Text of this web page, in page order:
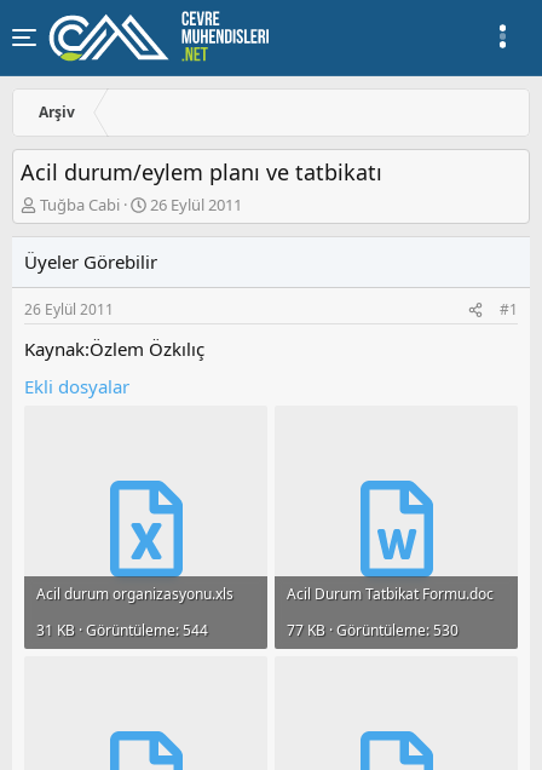
Arşiv
Acil durum/eylem planı ve tatbikatı
K
o
u
y
u
a
ş
l
Tuğba Cabi
B
a
l
a
g
ı
h
i
26 Eylül 2011
Üyeler Görebilir
26 Eylül 2011 #1
Kaynak:Özlem Özkılıç
Ekli dosyalar
Acil durum organizasyonu.xls
31 KB · Görüntüleme: 544
Acil Durum Tatbikat Formu.doc
77 KB · Görüntüleme: 530